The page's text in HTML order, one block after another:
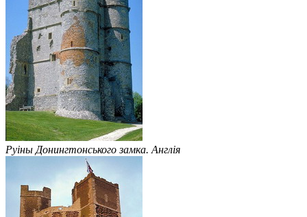
Руіны Донингтонського замка. Англія